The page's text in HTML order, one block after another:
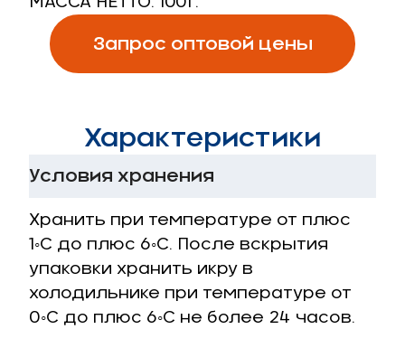
Запрос оптовой цены
Характеристики
Условия хранения
Хранить при температуре от плюс
1◦С до плюс 6◦С. После вскрытия
упаковки хранить икру в
холодильнике при температуре от
0◦С до плюс 6◦С не более 24 часов.